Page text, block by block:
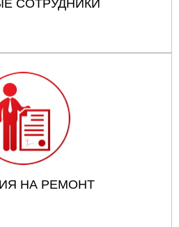
СОТРУДНИКИ
НА РЕМОНТ